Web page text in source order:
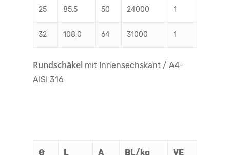
25 85,5 50 24000 1
32 108,0 64 31000 1
Rundschäkel mit Innensechskant / A4-
AISI 316
Ø L A BL/kg VE